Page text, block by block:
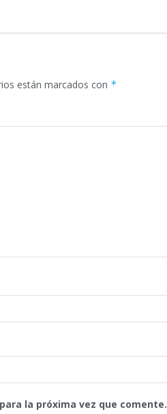
están marcados con *
la próxima vez que comente.